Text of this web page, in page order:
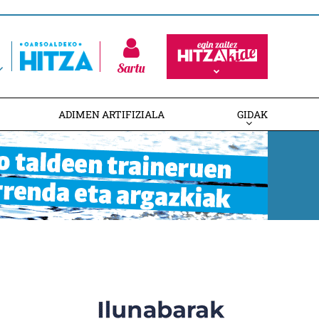
Sartu
ADIMEN ARTIFIZIALA GIDAK